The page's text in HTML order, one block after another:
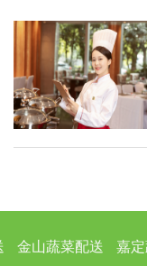
金山蔬菜配送 嘉